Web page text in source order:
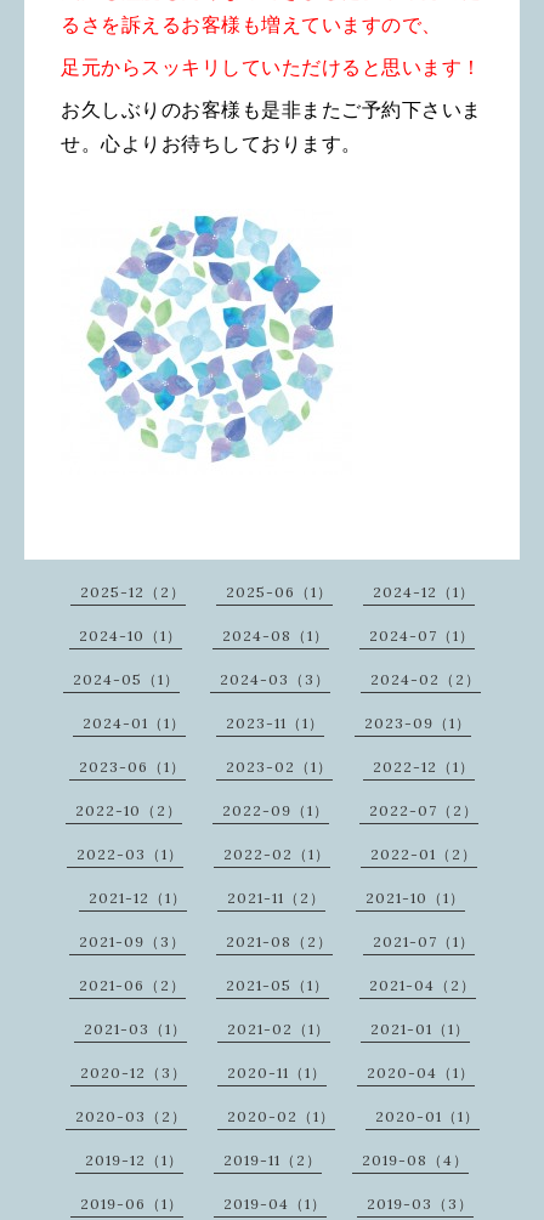
るさを訴えるお客様も増えていますので、
足元からスッキリしていただけると思います！
お久しぶりのお客様も是非またご予約下さいま
せ。心よりお待ちしております。
2025-12（2） 2025-06（1） 2024-12（1）
2024-10（1） 2024-08（1） 2024-07（1）
2024-05（1） 2024-03（3） 2024-02（2）
2024-01（1） 2023-11（1） 2023-09（1）
2023-06（1） 2023-02（1） 2022-12（1）
2022-10（2） 2022-09（1） 2022-07（2）
2022-03（1） 2022-02（1） 2022-01（2）
2021-12（1） 2021-11（2） 2021-10（1）
2021-09（3） 2021-08（2） 2021-07（1）
2021-06（2） 2021-05（1） 2021-04（2）
2021-03（1） 2021-02（1） 2021-01（1）
2020-12（3） 2020-11（1） 2020-04（1）
2020-03（2） 2020-02（1） 2020-01（1）
2019-12（1） 2019-11（2） 2019-08（4）
2019-06（1） 2019-04（1） 2019-03（3）